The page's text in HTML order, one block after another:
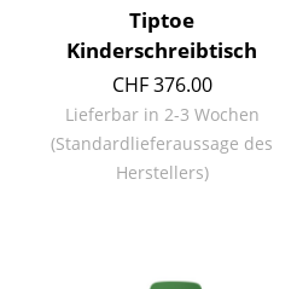
Tiptoe
Kinderschreibtisch
CHF 376.00
Lieferbar in 2-3 Wochen
(Standardlieferaussage des
Herstellers)